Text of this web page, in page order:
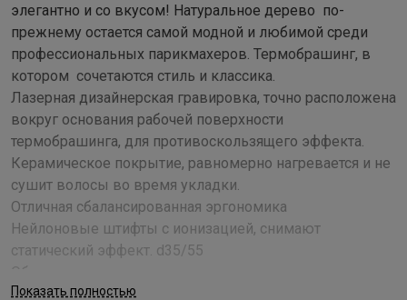
элегантно и со вкусом! Натуральное дерево по-
прежнему остается самой модной и любимой среди
профессиональных парикмахеров. Термобрашинг, в
котором сочетаются стиль и классика.
Лазерная дизайнерская гравировка, точно расположена
вокруг основания рабочей поверхности
термобрашинга, для противоскользящего эффекта.
Керамическое покрытие, равномерно нагревается и не
сушит волосы во время укладки.
Отличная сбалансированная эргономика
Нейлоновые штифты с ионизацией, снимают
статический эффект. d35/55
присутствует натуральное дерево, рекомендуем
Показать полностью